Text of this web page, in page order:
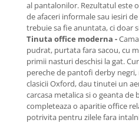
al pantalonilor. Rezultatul este
de afaceri informale sau iesiri
trebuie sa fie anuntata, ci doar
Tinuta office moderna -
pudrat, purtata fara sacou, cu
primii nasturi deschisi la gat.
pereche de pantofi derby
clasicii Oxford, dau tinutei un
carcasa metalica si o geanta de
completeaza o aparitie office
potrivita pentru zilele fara